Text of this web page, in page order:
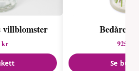
villblomster
kr 925 kr
Se